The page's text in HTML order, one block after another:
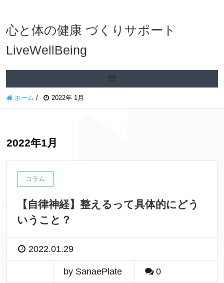
心と体の健康 づくりサポート
LiveWellBeing
ホーム / 2022年 1月
2022年1月
コラム
【自律神経】整えるって具体的にどう
いうこと？
2022.01.29
by SanaePlate 0